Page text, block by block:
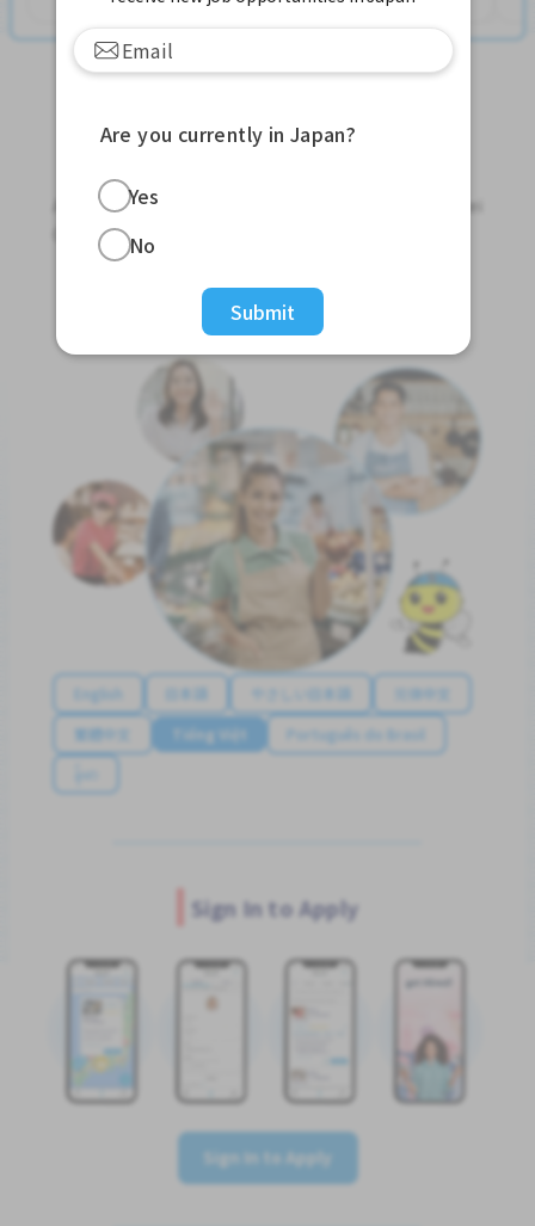
Jobs For Foreigners In Japan
Apply for Part-Time Jobs, Full-Time Jobs and Tokutei
Ginou Jobs!
Get Started
English 日本語 やさしい日本語
简体中文
繁體中文
Tiếng Việt
Português do Brasil
န်မာ
Sign In to Apply
Sign In to Apply
Are you currently in Japan?
Yes
No
Submit